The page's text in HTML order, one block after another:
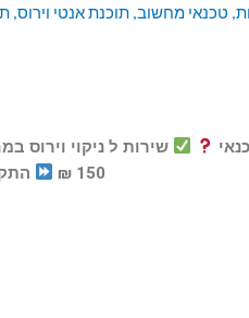
, טכנאי מחשוב, תוכנת אנטי וירוס,
שירות ל ניקוי וירוס
150 ₪